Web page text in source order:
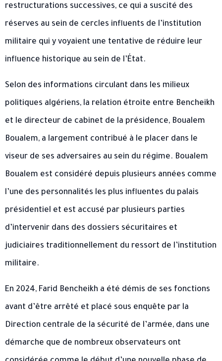
restructurations successives, ce qui a suscité des
réserves au sein de cercles influents de l’institution
militaire qui y voyaient une tentative de réduire leur
influence historique au sein de l’État.
Selon des informations circulant dans les milieux
politiques algériens, la relation étroite entre Bencheikh
et le directeur de cabinet de la présidence, Boualem
Boualem, a largement contribué à le placer dans le
viseur de ses adversaires au sein du régime. Boualem
Boualem est considéré depuis plusieurs années comme
l’une des personnalités les plus influentes du palais
présidentiel et est accusé par plusieurs parties
d’intervenir dans des dossiers sécuritaires et
judiciaires traditionnellement du ressort de l’institution
militaire.
En 2024, Farid Bencheikh a été démis de ses fonctions
avant d’être arrêté et placé sous enquête par la
Direction centrale de la sécurité de l’armée, dans une
démarche que de nombreux observateurs ont